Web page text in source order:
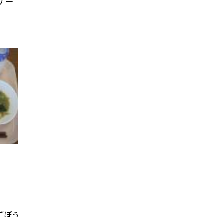
ぼう